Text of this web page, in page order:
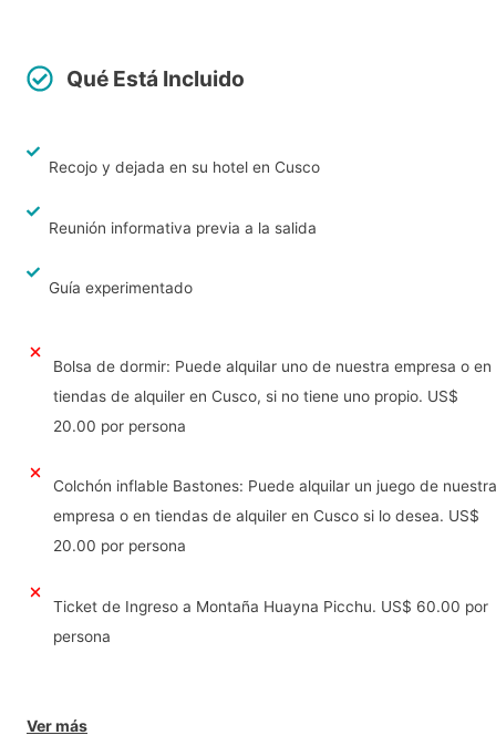
Qué Está Incluido
Recojo y dejada en su hotel en Cusco
Reunión informativa previa a la salida
Guía experimentado
Bolsa de dormir: Puede alquilar uno de nuestra empresa o en
tiendas de alquiler en Cusco, si no tiene uno propio. US$
20.00 por persona
Colchón inflable Bastones: Puede alquilar un juego de nuestra
empresa o en tiendas de alquiler en Cusco si lo desea. US$
20.00 por persona
Ticket de Ingreso a Montaña Huayna Picchu. US$ 60.00 por
persona
Ver más